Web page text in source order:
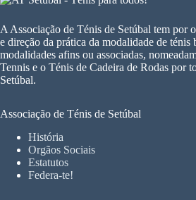
A Associação de Ténis de Setúbal tem por
e direção da prática da modalidade de ténis
modalidades afins ou associadas,
Tennis e o Ténis de Cadeira de Rodas por
Setúbal.
Associação de Ténis de Setúbal
História
Orgãos Sociais
Estatutos
Federa-te!